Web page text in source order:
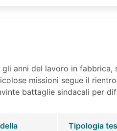
anni del lavoro in fabbrica,
missioni segue il
battaglie sindacali per
Tipologia